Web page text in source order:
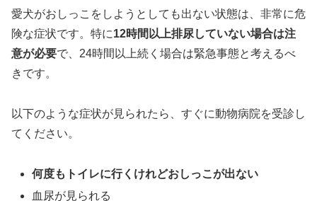
愛犬がおしっこをしようとしても出ない状態は、非常に危
険な症状です。特に12時間以上排尿していない場合は注
意が必要で、24時間以上続く場合は緊急事態と考えるべ
きです。
以下のような症状が見られたら、すぐに動物病院を受診し
てください。
何度もトイレに行くけれどおしっこが出ない
血尿が見られる